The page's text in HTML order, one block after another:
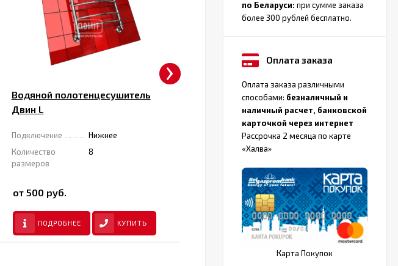
Водяной полотенцесушитель
Двин L
Подключение
Нижнее
Количество
размеров
8
от 500 руб.
ПОДРОБНЕЕ КУПИТЬ
Водяной полотенцесушитель
Двин Dw с полочкой
Подключение
Боковое
Количество
от 264 руб.
ПОДРОБНЕЕ КУПИТЬ
›
по Беларуси: при сумме заказа
более 300 рублей бесплатно.
Оплата заказа
Оплата заказа различными
способами: безналичный и
наличный расчет, банковской
карточкой через интернет
Рассрочка 2 месяца по карте
«Халва»
Карта Покупок